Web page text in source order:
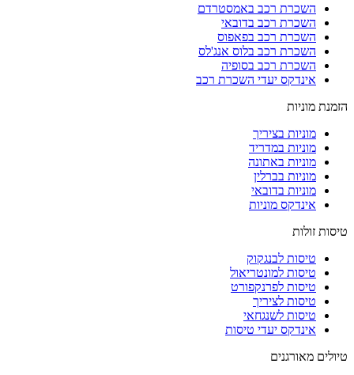
השכרת רכב באמסטרדם
השכרת רכב בדובאי
השכרת רכב בפאפוס
השכרת רכב בלוס אנג'לס
השכרת רכב בסופיה
אינדקס יעדי השכרת רכב
הזמנת מוניות
מוניות בציריך
מוניות במדריד
מוניות באתונה
מוניות בברלין
מוניות בדובאי
אינדקס מוניות
טיסות זולות
טיסות לבנגקוק
טיסות למונטריאול
טיסות לפרנקפורט
טיסות לציריך
טיסות לשנגחאי
אינדקס יעדי טיסות
טיולים מאורגנים